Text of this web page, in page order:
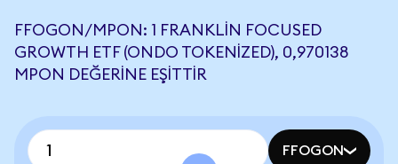
FFOGON/MPON: 1 FRANKLIN FOCUSED
GROWTH ETF (ONDO TOKENIZED), 0,970138
MPON DEĞERINE EŞITTIR
FFOGON